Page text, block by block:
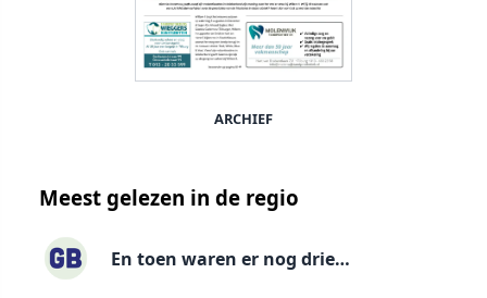
ARCHIEF
Meest gelezen in de regio
En toen waren er nog drie…